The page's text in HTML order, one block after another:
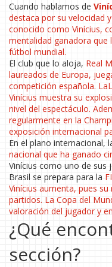
Cuando hablamos de
destaca por su velocidad
conocido como Vinícius,
mentalidad ganadora que
fútbol mundial.
El club que lo aloja, Real
laureados de Europa,
competición española.
Vinícius muestra su
nivel del espectáculo.
regularmente en la
exposición internacional
En el plano internacional,
nacional que ha ganado
Vinícius como uno de sus
Brasil se prepara para la
Vinícius aumenta, pues
partidos. La Copa del
valoración del jugador y
¿Qué
sección?